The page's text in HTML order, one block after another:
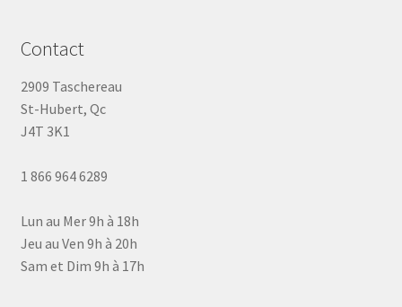
Contact
2909 Taschereau
St-Hubert, Qc
J4T 3K1
1 866 964 6289
Lun au Mer 9h à 18h
Jeu au Ven 9h à 20h
Sam et Dim 9h à 17h